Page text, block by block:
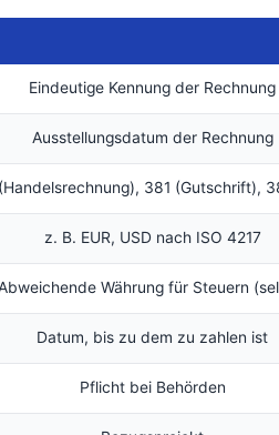
Eindeutige Kennung der Rechnung
Ausstellungsdatum der Rechnung
381 (Gutschrift),
z. B. EUR, USD nach ISO 4217
Währung für Steuern
Datum, bis zu dem zu zahlen ist
Pflicht bei Behörden